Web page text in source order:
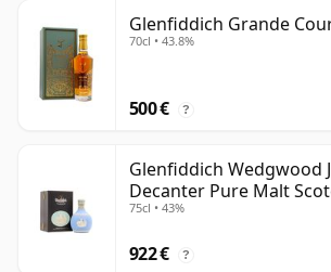
Glenfiddich Grande
70cl • 43.8%
500 € ?
Glenfiddich Wedgwood
Decanter Pure Malt
años
75cl • 43%
922 € ?